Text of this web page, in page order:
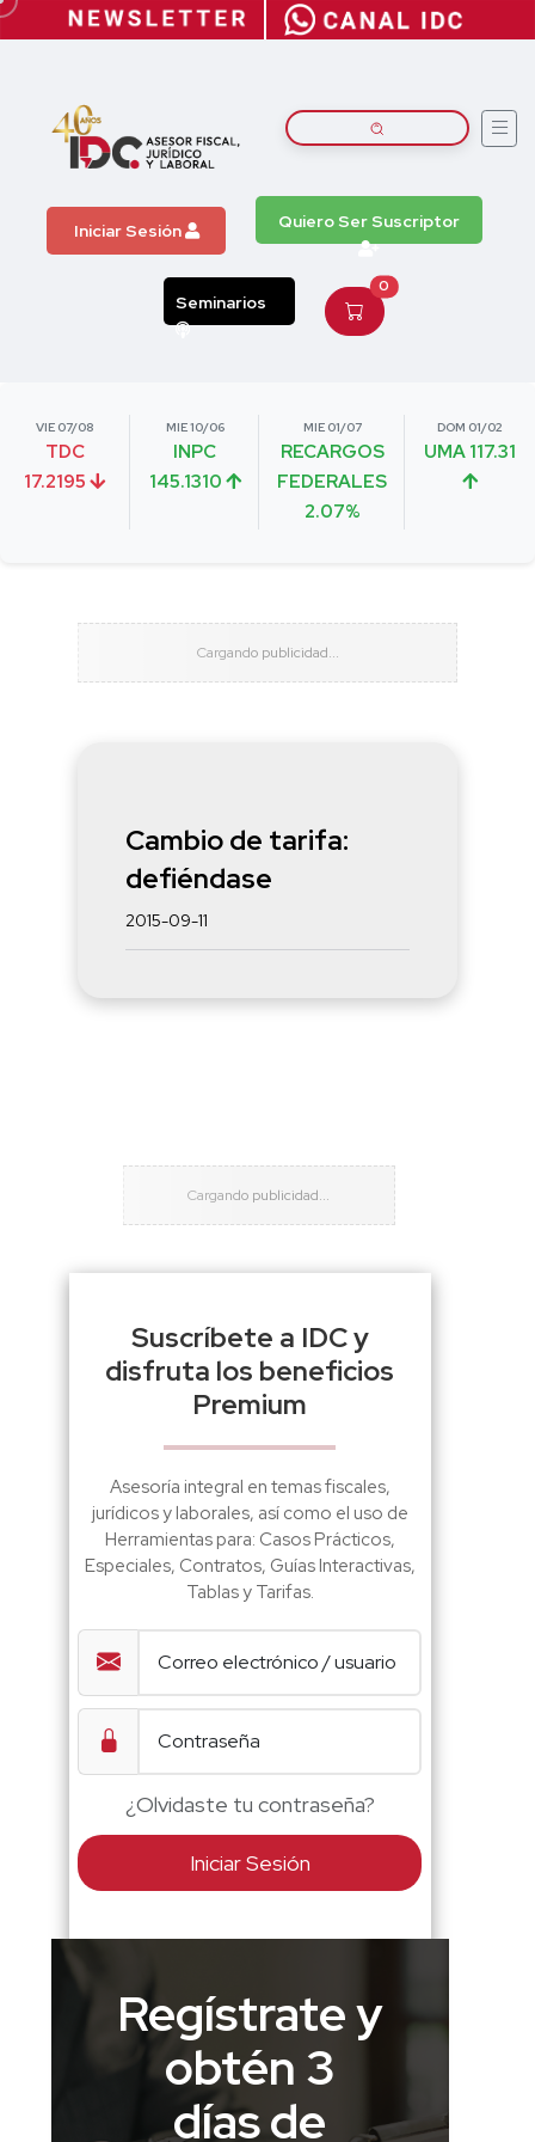
Iniciar Sesión Quiero Ser Suscriptor
Seminarios
0
VIE 07/08
TDC
17.2195
MIE 10/06
INPC
145.1310
MIE 01/07
RECARGOS
FEDERALES
2.07%
DOM 01/02
UMA 117.31
Cambio de tarifa:
defiéndase
2015-09-11
Suscríbete a IDC y
disfruta los beneficios
Premium
Asesoría integral en temas fiscales,
jurídicos y laborales, así como el uso de
Herramientas para: Casos Prácticos,
Especiales, Contratos, Guías Interactivas,
Tablas y Tarifas.
¿Olvidaste tu contraseña?
Iniciar Sesión
Regístrate y
obtén 3
días de